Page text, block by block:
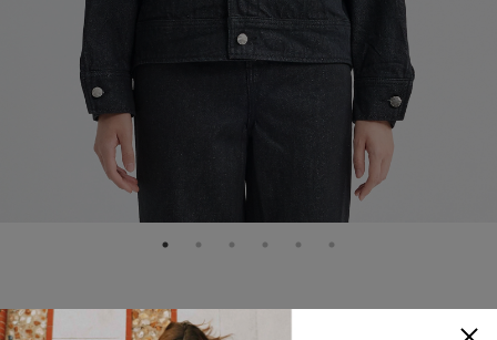
ADER ERROR